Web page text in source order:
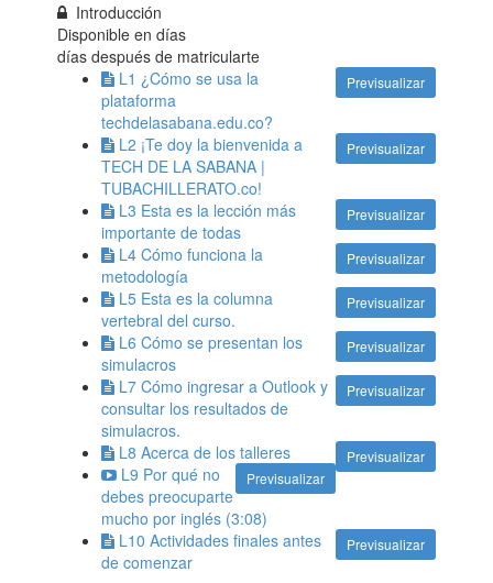
Introducción
Disponible endías
días después de matricularte
Previsualizar
L1 ¿Cómo se usa la
plataforma
techdelasabana.edu.co?
Previsualizar
L2 ¡Te doy la bienvenida a
TECH DE LA SABANA |
TUBACHILLERATO.co!
Previsualizar
L3 Esta es la lección más
importante de todas
Previsualizar
L4 Cómo funciona la
metodología
Previsualizar
L5 Esta es la columna
vertebral del curso.
Previsualizar
L6 Cómo se presentan los
simulacros
Previsualizar
L7 Cómo ingresar a Outlook y
consultar los resultados de
simulacros.
Previsualizar
L8 Acerca de los talleres
Previsualizar
L9 Por qué no
debes preocuparte
mucho por inglés (3:08)
Previsualizar
L10 Actividades finales antes
de comenzar